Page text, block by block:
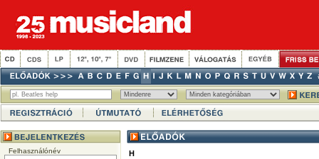
Felhasználónév
H